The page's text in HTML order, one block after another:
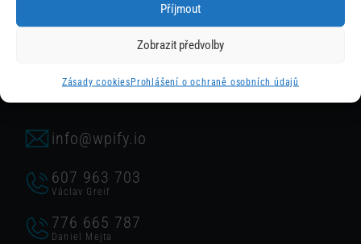
Příjmout
Zobrazit předvolby
Zásady cookiesProhlášení o ochraně osobních údajů
Obchod
info@wpify.io
607 963 703
Václav Greif
776 665 787
Daniel Mejta